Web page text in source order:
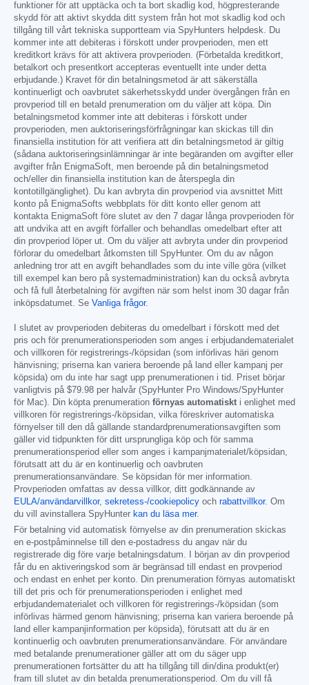
funktioner för att upptäcka och ta bort skadlig kod, högpresterande
skydd för att aktivt skydda ditt system från hot mot skadlig kod och
tillgång till vårt tekniska supportteam via SpyHunters helpdesk. Du
kommer inte att debiteras i förskott under provperioden, men ett
kreditkort krävs för att aktivera provperioden. (Förbetalda kreditkort,
betalkort och presentkort accepteras eventuellt inte under detta
erbjudande.) Kravet för din betalningsmetod är att säkerställa
kontinuerligt och oavbrutet säkerhetsskydd under övergången från en
provperiod till en betald prenumeration om du väljer att köpa. Din
betalningsmetod kommer inte att debiteras i förskott under
provperioden, men auktoriseringsförfrågningar kan skickas till din
finansiella institution för att verifiera att din betalningsmetod är giltig
(sådana auktoriseringsinlämningar är inte begäranden om avgifter eller
avgifter från EnigmaSoft, men beroende på din betalningsmetod
och/eller din finansiella institution kan de återspegla din
kontotillgänglighet). Du kan avbryta din provperiod via avsnittet Mitt
konto på EnigmaSofts webbplats för ditt konto eller genom att
kontakta EnigmaSoft före slutet av den 7 dagar långa provperioden för
att undvika att en avgift förfaller och behandlas omedelbart efter att
din provperiod löper ut. Om du väljer att avbryta under din provperiod
förlorar du omedelbart åtkomsten till SpyHunter. Om du av någon
anledning tror att en avgift behandlades som du inte ville göra (vilket
till exempel kan bero på systemadministration) kan du också avbryta
och få full återbetalning för avgiften när som helst inom 30 dagar från
inköpsdatumet. Se Vanliga frågor.
I slutet av provperioden debiteras du omedelbart i förskott med det
pris och för prenumerationsperioden som anges i erbjudandematerialet
och villkoren för registrerings-/köpsidan (som införlivas häri genom
hänvisning; priserna kan variera beroende på land eller kampanj per
köpsida) om du inte har sagt upp prenumerationen i tid. Priset börjar
vanligtvis på $79.98 per halvår (SpyHunter Pro Windows/SpyHunter
för Mac). Din köpta prenumeration förnyas automatiskt i enlighet med
villkoren för registrerings-/köpsidan, vilka föreskriver automatiska
förnyelser till den då gällande standardprenumerationsavgiften som
gäller vid tidpunkten för ditt ursprungliga köp och för samma
prenumerationsperiod eller som anges i kampanjmaterialet/köpsidan,
förutsatt att du är en kontinuerlig och oavbruten
prenumerationsanvändare. Se köpsidan för mer information.
Provperioden omfattas av dessa villkor, ditt godkännande av
EULA/användarvillkor, sekretess-/cookiepolicy och rabattvillkor. Om
du vill avinstallera SpyHunter kan du läsa mer.
För betalning vid automatisk förnyelse av din prenumeration skickas
en e-postpåminnelse till den e-postadress du angav när du
registrerade dig före varje betalningsdatum. I början av din provperiod
får du en aktiveringskod som är begränsad till endast en provperiod
och endast en enhet per konto. Din prenumeration förnyas automatiskt
till det pris och för prenumerationsperioden i enlighet med
erbjudandematerialet och villkoren för registrerings-/köpsidan (som
införlivas härmed genom hänvisning; priserna kan variera beroende på
land eller kampanjinformation per köpsida), förutsatt att du är en
kontinuerlig och oavbruten prenumerationsanvändare. För användare
med betalande prenumerationer gäller att om du säger upp
prenumerationen fortsätter du att ha tillgång till din/dina produkt(er)
fram till slutet av din betalda prenumerationsperiod. Om du vill få